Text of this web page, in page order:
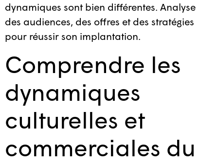
dynamiques sont bien différentes. Analyse
des audiences, des offres et des stratégies
pour réussir son implantation.
Comprendre les
dynamiques
culturelles et
commerciales du